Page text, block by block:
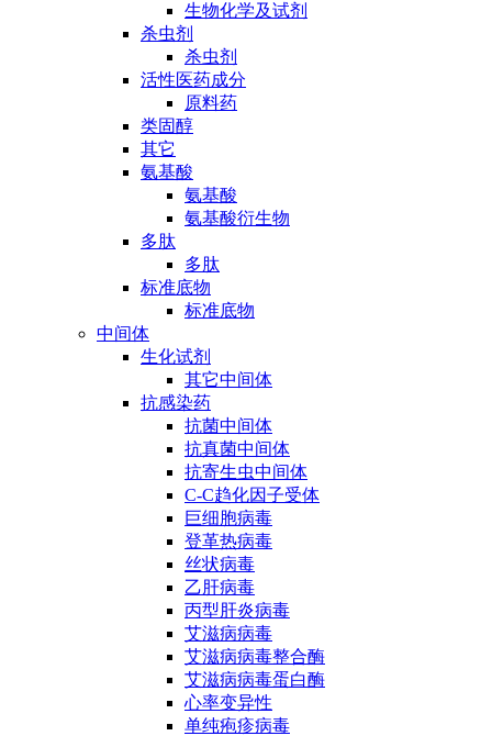
生物化学及试剂
杀虫剂
杀虫剂
活性医药成分
原料药
类固醇
其它
氨基酸
氨基酸
氨基酸衍生物
多肽
多肽
标准底物
标准底物
中间体
生化试剂
其它中间体
抗感染药
抗菌中间体
抗真菌中间体
抗寄生虫中间体
C-C趋化因子受体
巨细胞病毒
登革热病毒
丝状病毒
乙肝病毒
丙型肝炎病毒
艾滋病病毒
艾滋病病毒整合酶
艾滋病病毒蛋白酶
心率变异性
单纯疱疹病毒